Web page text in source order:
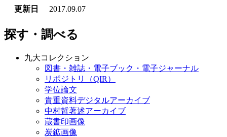
更新日
2017.09.07
探す・調べる
九大コレクション
図書・雑誌・電子ブック・電子ジャーナル
リポジトリ（QIR）
学位論文
貴重資料デジタルアーカイブ
中村哲著述アーカイブ
蔵書印画像
炭鉱画像